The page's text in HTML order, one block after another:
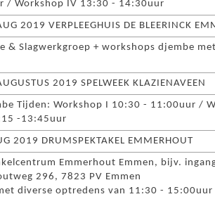
/ Workshop IV 13:30 - 14:30uur
2019 VERPLEEGHUIS DE BLEERINCK
& Slagwerkgroep + workshops djembe
2019 SPELWEEK KLAZIENAVEEN
Tijden: Workshop I 10:30 - 11:00uur
-13:45uur
2019 DRUMSPEKTAKEL EMMERHOUT
Emmerhout Emmen, bijv.
296, 7823 PV Emmen
diverse optredens van 11:30 -